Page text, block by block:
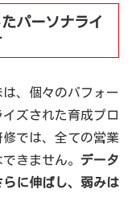
パーソナライ
、個々のパフォー
ズされた育成プロ
では、全ての営業
きません。 データ
に伸ばし、弱みは